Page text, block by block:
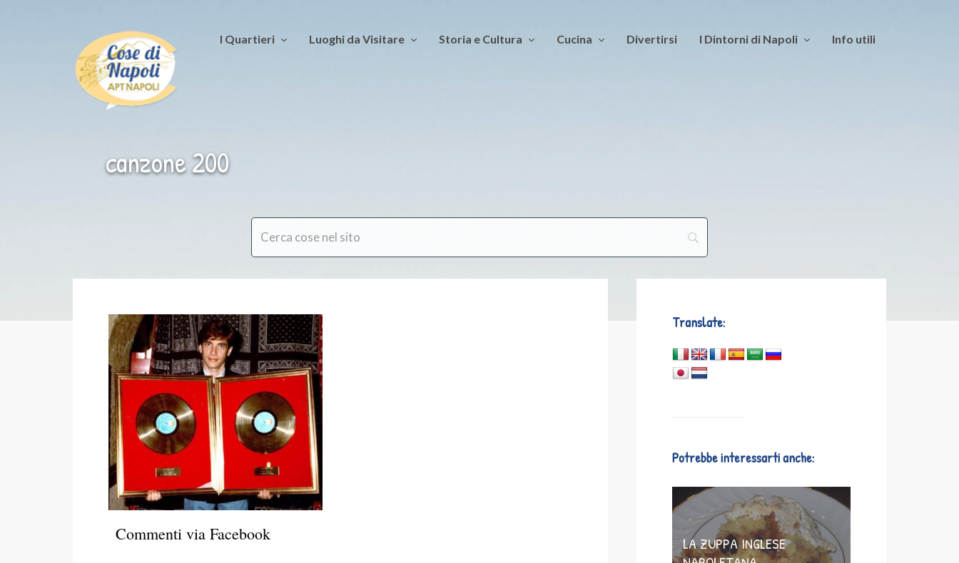
I Quartieri Luoghi da Visitare Storia e Cultura Cucina Divertirsi I Dintorni di Napoli Info utili
canzone 200
Commenti via Facebook
Translate:
Potrebbe interessarti anche:
LA ZUPPA INGLESE